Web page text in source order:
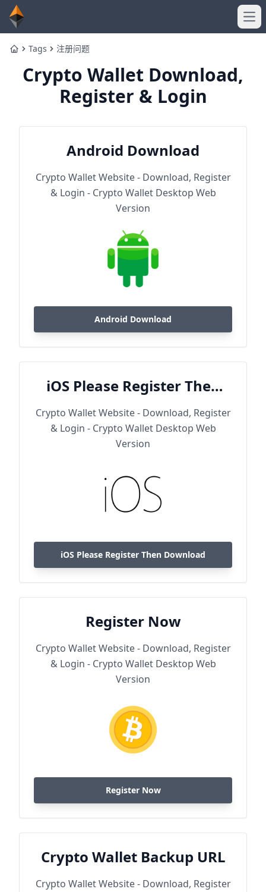
HomeTags 注册问题
Crypto Wallet Download,
Register & Login
Android Download
Crypto Wallet Website - Download, Register
& Login - Crypto Wallet Desktop Web
Version
Android Download
iOS Please Register Then
Download
Crypto Wallet Website - Download, Register
& Login - Crypto Wallet Desktop Web
Version
iOS Please Register Then Download
Register Now
Crypto Wallet Website - Download, Register
& Login - Crypto Wallet Desktop Web
Version
Register Now
Crypto Wallet Backup URL
Crypto Wallet Website - Download, Register